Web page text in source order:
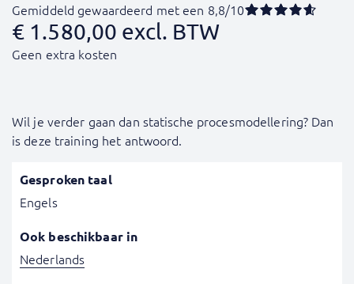
Gemiddeld gewaardeerd met een 8,8/10
€ 1.580,00 excl. BTW
Geen extra kosten
Wil je verder gaan dan statische procesmodellering? Dan
is deze training het antwoord.
Gesproken taal
Engels
Ook beschikbaar in
Nederlands